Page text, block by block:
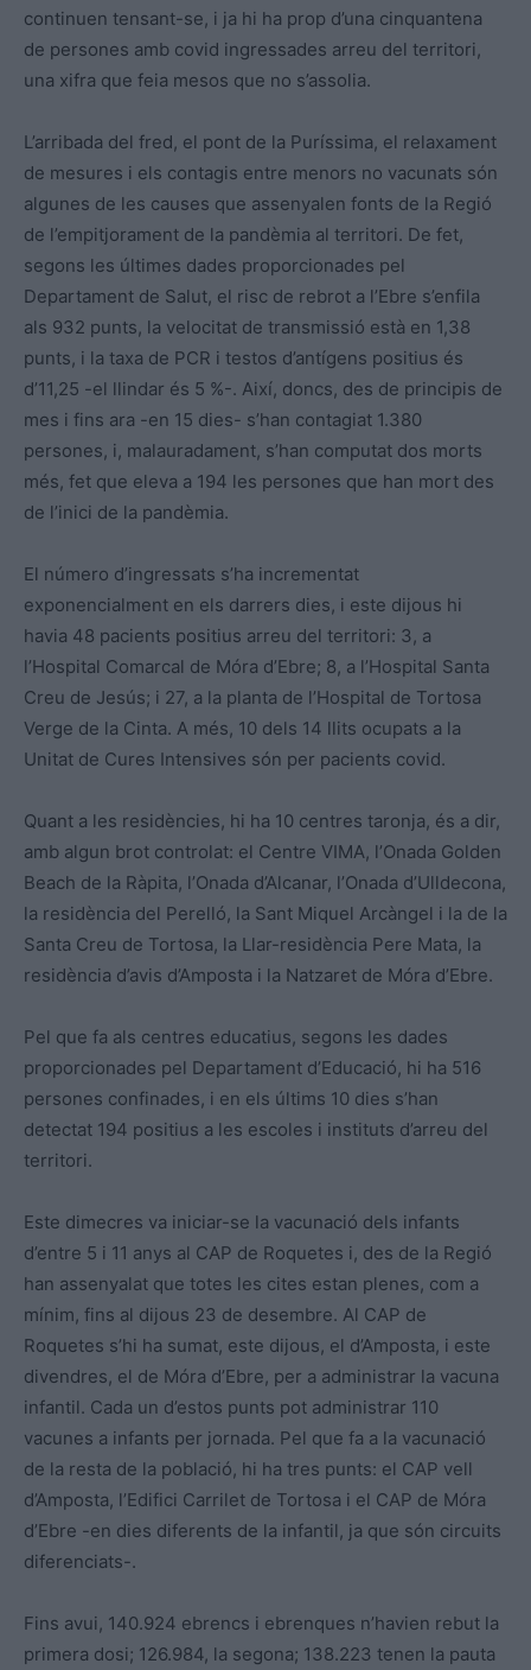
continuen tensant-se, i ja hi ha prop d’una cinquantena
de persones amb covid ingressades arreu del territori,
una xifra que feia mesos que no s’assolia.
L’arribada del fred, el pont de la Puríssima, el relaxament
de mesures i els contagis entre menors no vacunats són
algunes de les causes que assenyalen fonts de la Regió
de l’empitjorament de la pandèmia al territori. De fet,
segons les últimes dades proporcionades pel
Departament de Salut, el risc de rebrot a l’Ebre s’enfila
als 932 punts, la velocitat de transmissió està en 1,38
punts, i la taxa de PCR i testos d’antígens positius és
d’11,25 -el llindar és 5 %-. Així, doncs, des de principis de
mes i fins ara -en 15 dies- s’han contagiat 1.380
persones, i, malauradament, s’han computat dos morts
més, fet que eleva a 194 les persones que han mort des
de l’inici de la pandèmia.
El número d’ingressats s’ha incrementat
exponencialment en els darrers dies, i este dijous hi
havia 48 pacients positius arreu del territori: 3, a
l’Hospital Comarcal de Móra d’Ebre; 8, a l’Hospital Santa
Creu de Jesús; i 27, a la planta de l’Hospital de Tortosa
Verge de la Cinta. A més, 10 dels 14 llits ocupats a la
Unitat de Cures Intensives són per pacients covid.
Quant a les residències, hi ha 10 centres taronja, és a dir,
amb algun brot controlat: el Centre VIMA, l’Onada Golden
Beach de la Ràpita, l’Onada d’Alcanar, l’Onada d’Ulldecona,
la residència del Perelló, la Sant Miquel Arcàngel i la de la
Santa Creu de Tortosa, la Llar-residència Pere Mata, la
residència d’avis d’Amposta i la Natzaret de Móra d’Ebre.
Pel que fa als centres educatius, segons les dades
proporcionades pel Departament d’Educació, hi ha 516
persones confinades, i en els últims 10 dies s’han
detectat 194 positius a les escoles i instituts d’arreu del
territori.
Este dimecres va iniciar-se la vacunació dels infants
d’entre 5 i 11 anys al CAP de Roquetes i, des de la Regió
han assenyalat que totes les cites estan plenes, com a
mínim, fins al dijous 23 de desembre. Al CAP de
Roquetes s’hi ha sumat, este dijous, el d’Amposta, i este
divendres, el de Móra d’Ebre, per a administrar la vacuna
infantil. Cada un d’estos punts pot administrar 110
vacunes a infants per jornada. Pel que fa a la vacunació
de la resta de la població, hi ha tres punts: el CAP vell
d’Amposta, l’Edifici Carrilet de Tortosa i el CAP de Móra
d’Ebre -en dies diferents de la infantil, ja que són circuits
diferenciats-.
Fins avui, 140.924 ebrencs i ebrenques n’havien rebut la
primera dosi; 126.984, la segona; 138.223 tenen la pauta